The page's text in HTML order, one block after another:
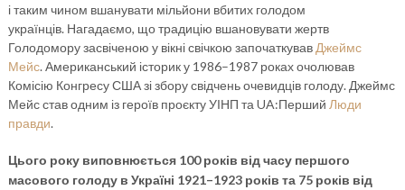
і таким чином вшанувати мільйони вбитих голодом
українців. Нагадаємо, що традицію вшановувати жертв
Голодомору засвіченою у вікні свічкою започаткував Джеймс
Мейс. Американський історик у 1986–1987 роках очолював
Комісію Конгресу США зі збору свідчень очевидців голоду. Джеймс
Мейс став одним із героїв проєкту УІНП та UA:Перший Люди
правди.
Цього року виповнюється 100 років від часу першого
масового голоду в Україні 1921–1923 років та 75 років від